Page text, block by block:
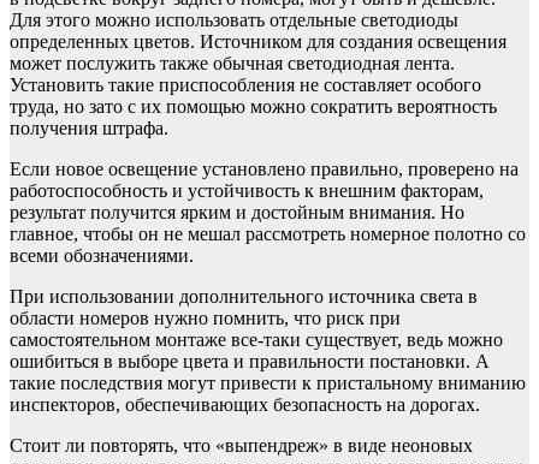
Для этого можно использовать отдельные светодиоды
определенных цветов. Источником для создания освещения
может послужить также обычная светодиодная лента.
Установить такие приспособления не составляет особого
труда, но зато с их помощью можно сократить вероятность
получения штрафа.
Если новое освещение установлено правильно, проверено на
работоспособность и устойчивость к внешним факторам,
результат получится ярким и достойным внимания. Но
главное, чтобы он не мешал рассмотреть номерное полотно со
всеми обозначениями.
При использовании дополнительного источника света в
области номеров нужно помнить, что риск при
самостоятельном монтаже все-таки существует, ведь можно
ошибиться в выборе цвета и правильности постановки. А
такие последствия могут привести к пристальному вниманию
инспекторов, обеспечивающих безопасность на дорогах.
Стоит ли повторять, что «выпендреж» в виде неоновых